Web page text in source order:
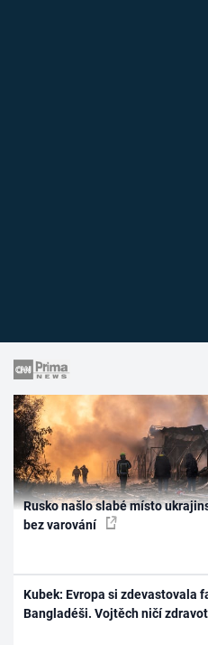
Rusko našlo slabé místo
bez varování
Kubek: Evropa si zdevastovala
Bangladéši. Vojtěch ničí